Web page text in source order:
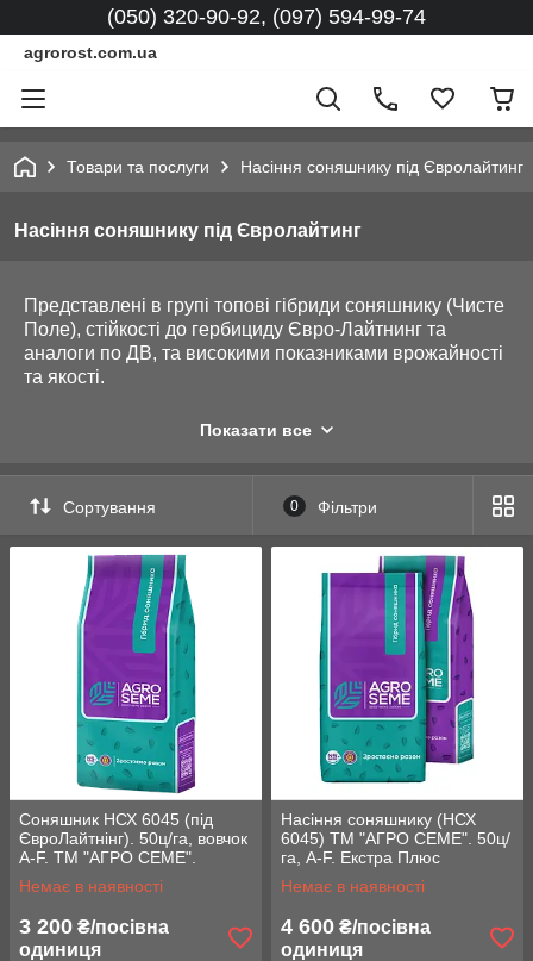
(050) 320-90-92, (097) 594-99-74
agrorost.com.ua
Товари та послуги Насіння соняшнику під Євролайтинг
Насіння соняшнику під Євролайтинг
Представлені в групі топові гібриди соняшнику (Чисте
Поле), стійкості до гербициду Євро-Лайтнинг та
аналоги по ДВ, та високими показниками врожайності
та якості.
- Імпульс АР (Агро Ритм)
- Євро (ЛІСТ)
- Пегас / НС 6341 (Євросем)
- Грут / НС 6343 (Євросем)
- Гріфон / НС 7640 (Євросем)
- Сантос Плюс (Арт-Агро)
- Сантос (Арт-Агро)
- Клаус (Арт-Агро)
- Таурус (Юг Агролідер / Агролідер ЮА)
- НСХ 6045 (Юг Агролідер / Агролідер ЮА)
- ІМІСАН (Юг Агролідер / Агролідер ЮА)
Показати все
Сортування 0 Фільтри
Соняшник НСХ 6045 (під
ЄвроЛайтнінг). 50ц/га, вовчок
A-F. ТМ "АГРО СЕМЕ".
Стандарт
Немає в наявності
3 200 ₴/посівна
одиниця
Насіння соняшнику (НСХ
6045) ТМ "АГРО СЕМЕ". 50ц/
га, A-F. Екстра Плюс
Немає в наявності
4 600 ₴/посівна
одиниця